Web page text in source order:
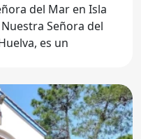
del Mar en Isla
es un